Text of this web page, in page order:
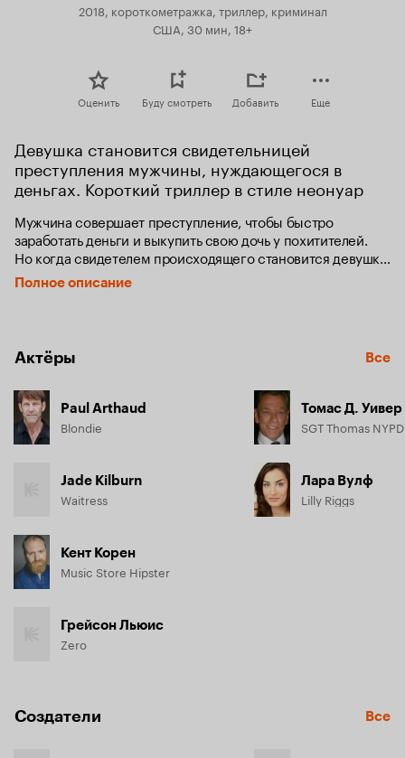
2018, короткометражка, триллер, криминал
США, 30 мин, 18+
Оценить Буду смотреть Добавить Еще
Девушка становится свидетельницей
преступления мужчины, нуждающегося в
деньгах. Короткий триллер в стиле неонуар
Мужчина совершает преступление, чтобы быстро
заработать деньги и выкупить свою дочь у похитителей.
Но когда свидетелем происходящего становится девушка
по имени Лили Ригз, ему приходится разгребать
последствия своих действий.
Полное описание
Актёры Все
Paul Arthaud
Blondie
Jade Kilburn
Waitress
Кент Корен
Music Store Hipster
Грейсон Льюис
Zero
Томас Д. Уивер
SGT Thomas NYPD
Лара Вулф
Lilly Riggs
Создатели Все